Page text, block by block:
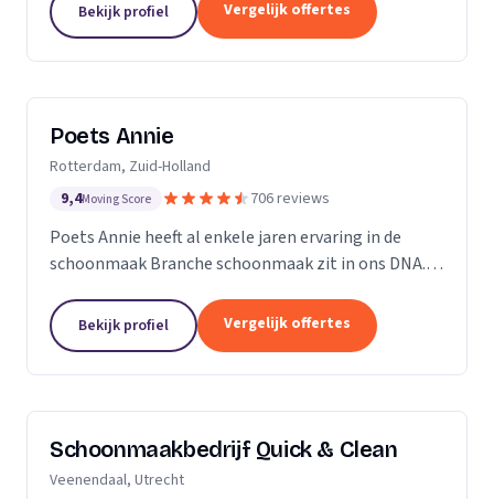
dakgoten...
Bekijk profiel Vergelijk offertes
Poets Annie
Rotterdam, Zuid-Holland
9,4Moving Score 706 reviews
Poets Annie heeft al enkele jaren ervaring in de
schoonmaak Branche schoonmaak zit in ons DNA.
Kantoor panden Scholen Zwembaden Vakantie
parkeren Traphuizen...
Bekijk profiel Vergelijk offertes
Schoonmaakbedrijf Quick & Clean
Veenendaal, Utrecht